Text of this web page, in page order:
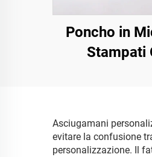
Poncho in
Stampati
Asciugamani
evitare la confusione
personalizzazione. Il